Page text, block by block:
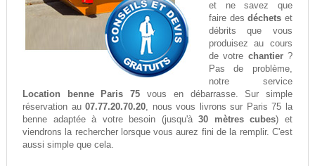
et ne savez que
faire desdéchets et
débrits que vous
produisez au cours
de votre chantier?
Pas de problème,
notre service
Location benne Paris 75 vous en débarrasse. Sur simple
réservation au07.77.20.70.20, nous vous livrons sur Paris 75 la
benne adaptée à votre besoin (jusqu'à30 mètres cubes) et
viendrons la rechercher lorsque vous aurez fini de la remplir. C'est
aussi simple que cela.